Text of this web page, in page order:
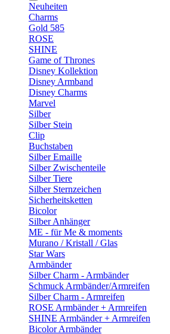
Neuheiten
Charms
Gold 585
ROSE
SHINE
Game of Thrones
Disney Kollektion
Disney Armband
Disney Charms
Marvel
Silber
Silber Stein
Clip
Buchstaben
Silber Emaille
Silber Zwischenteile
Silber Tiere
Silber Sternzeichen
Sicherheitsketten
Bicolor
Silber Anhänger
ME - für Me & moments
Murano / Kristall / Glas
Star Wars
Armbänder
Silber Charm - Armbänder
Schmuck Armbänder/Armreifen
Silber Charm - Armreifen
ROSE Armbänder + Armreifen
SHINE Armbänder + Armreifen
Bicolor Armbänder